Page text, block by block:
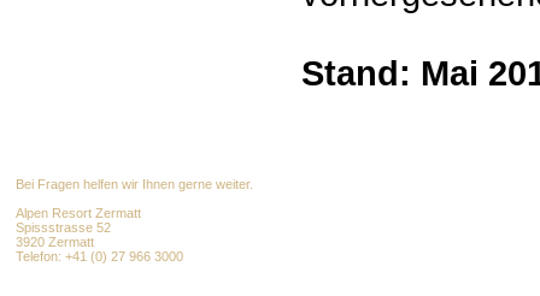
Stand: Mai
Bei Fragen helfen wir Ihnen gerne weiter.
Alpen Resort Zermatt
Spissstrasse 52
3920 Zermatt
Telefon: +41 (0) 27 966 3000